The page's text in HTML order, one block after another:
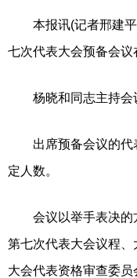
本报讯(记者邢建平
七次代表大会预备会议
杨晓和同志主持会
出席预备会议的代
定人数。
会议以举手表决的
第七次代表大会议程
大会代表资格审查委员